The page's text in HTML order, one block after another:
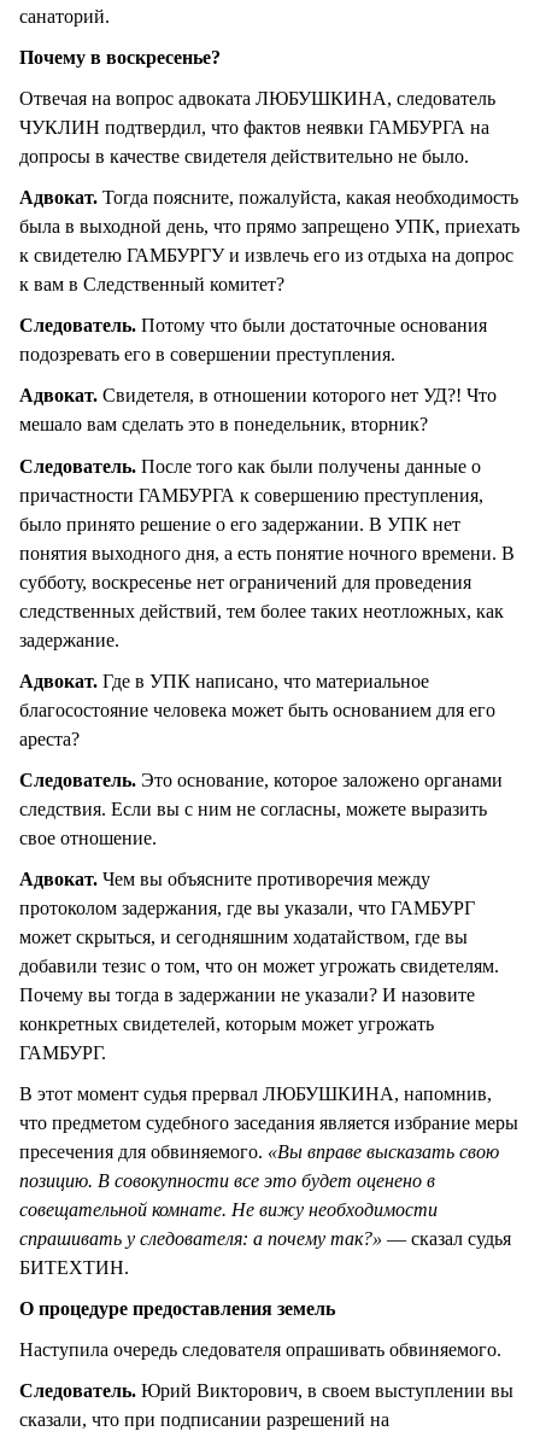
санаторий.
Почему в воскресенье?
Отвечая на вопрос адвоката ЛЮБУШКИНА, следователь
ЧУКЛИН подтвердил, что фактов неявки ГАМБУРГА на
допросы в качестве свидетеля действительно не было.
Адвокат. Тогда поясните, пожалуйста, какая необходимость
была в выходной день, что прямо запрещено УПК, приехать
к свидетелю ГАМБУРГУ и извлечь его из отдыха на допрос
к вам в Следственный комитет?
Следователь. Потому что были достаточные основания
подозревать его в совершении преступления.
Адвокат. Свидетеля, в отношении которого нет УД?! Что
мешало вам сделать это в понедельник, вторник?
Следователь. После того как были получены данные о
причастности ГАМБУРГА к совершению преступления,
было принято решение о его задержании. В УПК нет
понятия выходного дня, а есть понятие ночного времени. В
субботу, воскресенье нет ограничений для проведения
следственных действий, тем более таких неотложных, как
задержание.
Адвокат. Где в УПК написано, что материальное
благосостояние человека может быть основанием для его
ареста?
Следователь. Это основание, которое заложено органами
следствия. Если вы с ним не согласны, можете выразить
свое отношение.
Адвокат. Чем вы объясните противоречия между
протоколом задержания, где вы указали, что ГАМБУРГ
может скрыться, и сегодняшним ходатайством, где вы
добавили тезис о том, что он может угрожать свидетелям.
Почему вы тогда в задержании не указали? И назовите
конкретных свидетелей, которым может угрожать
ГАМБУРГ.
В этот момент судья прервал ЛЮБУШКИНА, напомнив,
что предметом судебного заседания является избрание меры
пресечения для обвиняемого. «Вы вправе высказать свою
позицию. В совокупности все это будет оценено в
совещательной комнате. Не вижу необходимости
спрашивать у следователя: а почему так?» — сказал судья
БИТЕХТИН.
О процедуре предоставления земель
Наступила очередь следователя опрашивать обвиняемого.
Следователь. Юрий Викторович, в своем выступлении вы
сказали, что при подписании разрешений на